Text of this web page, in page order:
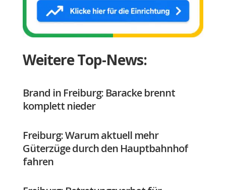
Weitere Top-News:
Brand in Freiburg: Baracke brennt
komplett nieder
Freiburg: Warum aktuell mehr
Güterzüge durch den Hauptbahnhof
fahren